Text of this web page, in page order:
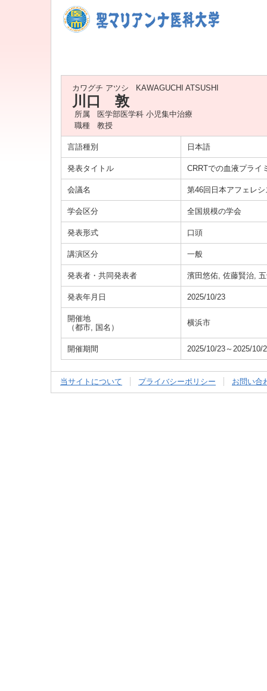
カワグチ アツシ KAWAGUCHI ATSUSHI
川口 敦
所属
医学部医学科 小児集中治療
職種
教授
言語種別 日本語
発表タイトル CRRTでの血液プライ
会議名 第46回日本アフェレ
学会区分 全国規模の学会
発表形式 口頭
講演区分 一般
発表者・共同発表者 濱田悠佑, 佐藤賢治,
発表年月日 2025/10/23
開催地
（都市, 国名）
横浜市
開催期間 2025/10/23～2025/10/
当サイトについて プライバシーポリシー お問い合